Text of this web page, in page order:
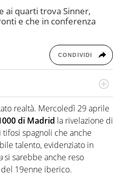
ai quarti trova Sinner,
e che in conferenza
CONDIVIDI
Ama raccontare lo sport
della dirette non sono opinioni
realtà. Mercoledì 29 aprile
di Madrid la rivelazione di
spagnoli che anche
talento, evidenziato in
si sarebbe anche reso
19enne iberico.